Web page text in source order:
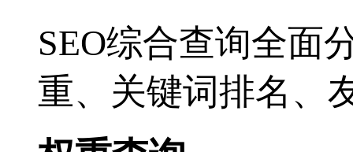
SEO综合查询全面
重、关键词排名、